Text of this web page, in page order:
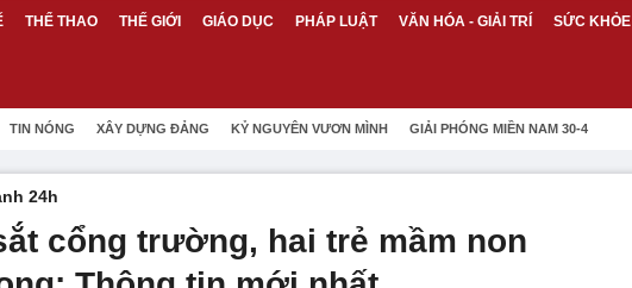
THỂ THAO THẾ GIỚI GIÁO DỤC PHÁP LUẬT VĂN HÓA - GIẢI TRÍ SỨC KHỎE
TIN NÓNG XÂY DỰNG ĐẢNG KỶ NGUYÊN VƯƠN MÌNH GIẢI PHÓNG MIỀN NAM 30-4
24h
cổng trường, hai trẻ mầm non